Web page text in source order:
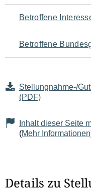
Seiteninhalt
Betroffene
Betroffene
Stellungnahme-/
(PDF)
Inhalt dieser Seite
(Mehr Informationen
Details zu